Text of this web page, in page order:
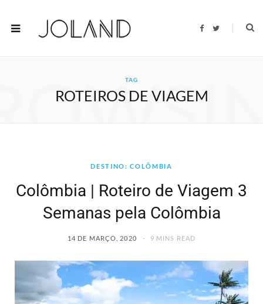
F
T
TAG
ROTEIROS DE VIAGEM
DESTINO: COLÔMBIA
Colômbia | Roteiro de Viagem 3
Semanas pela Colômbia
14 DE MARÇO, 2020 9 MINS READ